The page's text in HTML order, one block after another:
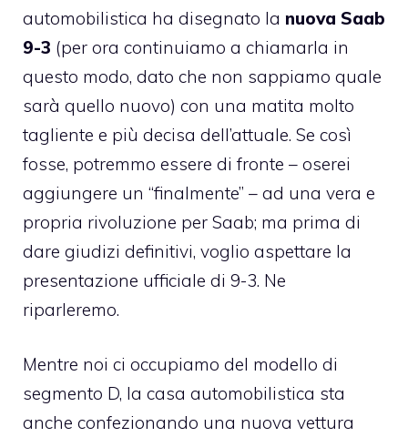
automobilistica ha disegnato la nuova Saab
9-3 (per ora continuiamo a chiamarla in
questo modo, dato che non sappiamo quale
sarà quello nuovo) con una matita molto
tagliente e più decisa dell’attuale. Se così
fosse, potremmo essere di fronte – oserei
aggiungere un “finalmente” – ad una vera e
propria rivoluzione per Saab; ma prima di
dare giudizi definitivi, voglio aspettare la
presentazione ufficiale di 9-3. Ne
riparleremo.
Mentre noi ci occupiamo del modello di
segmento D, la casa automobilistica sta
anche confezionando una nuova vettura